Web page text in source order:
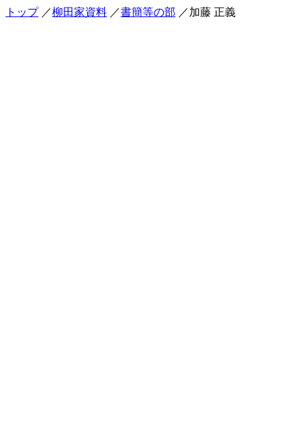
トップ ／柳田家資料 ／書簡等の部 ／加藤 正義